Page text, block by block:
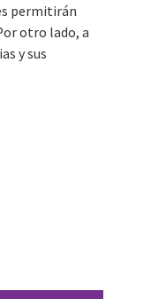
permitirán
otro lado, a
y sus